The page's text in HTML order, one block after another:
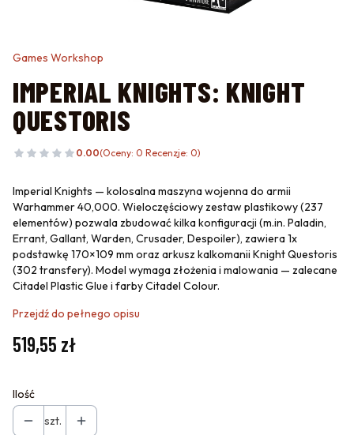
Games Workshop
IMPERIAL KNIGHTS: KNIGHT
QUESTORIS
0.00(Oceny: 0 Recenzje: 0)
Imperial Knights — kolosalna maszyna wojenna do armii
Warhammer 40,000. Wieloczęściowy zestaw plastikowy (237
elementów) pozwala zbudować kilka konfiguracji (m.in. Paladin,
Errant, Gallant, Warden, Crusader, Despoiler), zawiera 1x
podstawkę 170×109 mm oraz arkusz kalkomanii Knight Questoris
(302 transfery). Model wymaga złożenia i malowania — zalecane
Citadel Plastic Glue i farby Citadel Colour.
Przejdź do pełnego opisu
Cena
519,55 zł
Ilość
szt.